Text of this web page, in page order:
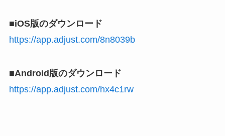
■iOS版のダウンロード
https://app.adjust.com/8n8039b
■Android版のダウンロード
https://app.adjust.com/hx4c1rw